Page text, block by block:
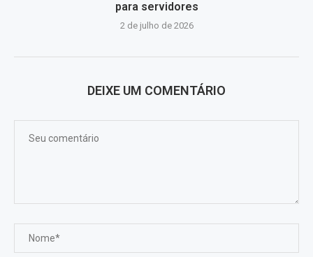
para servidores
2 de julho de 2026
DEIXE UM COMENTÁRIO